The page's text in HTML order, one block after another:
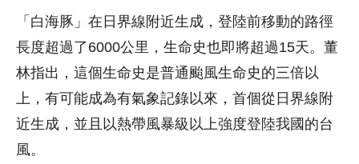
「白海豚」在日界線附近生成，登陸前移動的路徑
長度超過了6000公里，生命史也即將超過15天。董
林指出，這個生命史是普通颱風生命史的三倍以
上，有可能成為有氣象記錄以來，首個從日界線附
近生成，並且以熱帶風暴級以上強度登陸我國的台
風。